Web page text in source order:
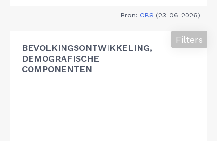
Bron: CBS (23-06-2026)
BEVOLKINGSONTWIKKELING,
DEMOGRAFISCHE
COMPONENTEN
Filters